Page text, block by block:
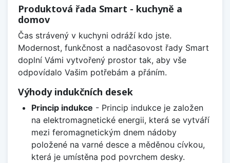
Produktová řada Smart - kuchyně a
domov
Čas strávený v kuchyni odráží kdo jste.
Modernost, funkčnost a nadčasovost řady Smart
doplní Vámi vytvořený prostor tak, aby vše
odpovídalo Vašim potřebám a přáním.
Výhody indukčních desek
Princip indukce - Princip indukce je založen
na elektromagnetické energii, která se vytváří
mezi feromagnetickým dnem nádoby
položené na varné desce a měděnou cívkou,
která je umístěna pod povrchem desky.